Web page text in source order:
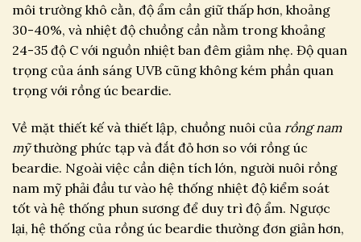
môi trường khô cằn, độ ẩm cần giữ thấp hơn, khoảng
30-40%, và nhiệt độ chuồng cần nằm trong khoảng
24-35 độ C với nguồn nhiệt ban đêm giảm nhẹ. Độ quan
trọng của ánh sáng UVB cũng không kém phần quan
trọng với rồng úc beardie.
Về mặt thiết kế và thiết lập, chuồng nuôi của rồng nam
mỹthường phức tạp và đắt đỏ hơn so với rồng úc
beardie. Ngoài việc cần diện tích lớn, người nuôi rồng
nam mỹ phải đầu tư vào hệ thống nhiệt độ kiểm soát
tốt và hệ thống phun sương để duy trì độ ẩm. Ngược
lại, hệ thống của rồng úc beardie thường đơn giản hơn,